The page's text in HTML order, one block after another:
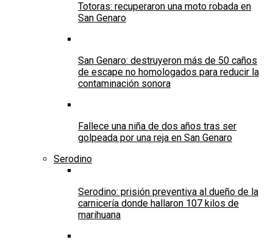
Totoras: recuperaron una moto robada en
San Genaro
San Genaro: destruyeron más de 50 caños
de escape no homologados para reducir la
contaminación sonora
Fallece una niña de dos años tras ser
golpeada por una reja en San Genaro
Serodino
Serodino: prisión preventiva al dueño de la
carnicería donde hallaron 107 kilos de
marihuana